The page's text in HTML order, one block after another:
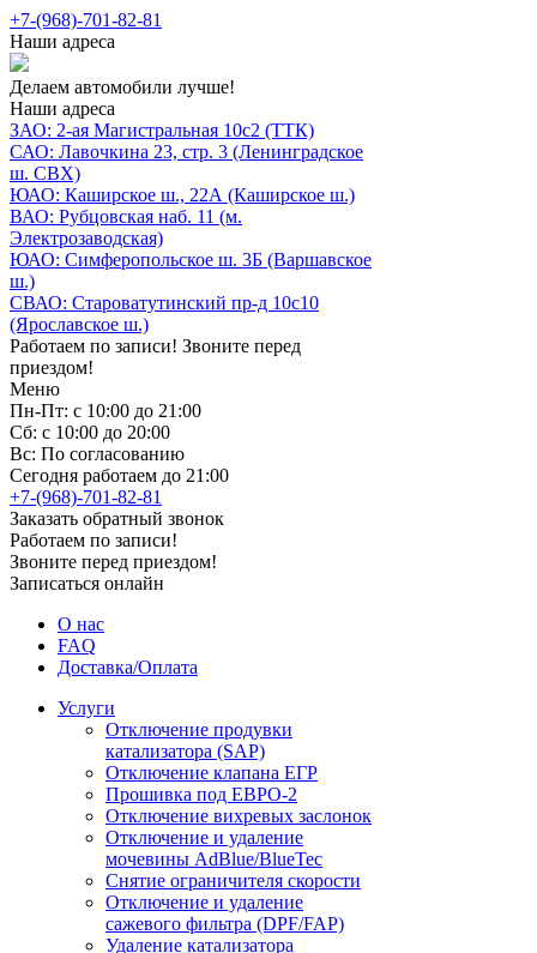
+7-(968)-701-82-81
Наши адреса
Делаем автомобили лучше!
Наши адреса
ЗАО: 2-ая Магистральная 10с2 (ТТК)
САО: Лавочкина 23, стр. 3 (Ленинградское
ш. СВХ)
ЮАО: Каширское ш., 22А (Каширское ш.)
ВАО: Рубцовская наб. 11 (м.
Электрозаводская)
ЮАО: Симферопольское ш. 3Б (Варшавское
ш.)
СВАО: Староватутинский пр-д 10с10
(Ярославское ш.)
Работаем по записи! Звоните перед
приездом!
Меню
Пн-Пт: с 10:00 до 21:00
Сб: с 10:00 до 20:00
Вс: По согласованию
Сегодня работаем до 21:00
+7-(968)-701-82-81
Заказать обратный звонок
Работаем по записи!
Звоните перед приездом!
Записаться онлайн
О нас
FAQ
Доставка/Оплата
Услуги
Отключение продувки
катализатора (SAP)
Отключение клапана ЕГР
Прошивка под ЕВРО-2
Отключение вихревых заслонок
Отключение и удаление
мочевины AdBlue/BlueTec
Снятие ограничителя скорости
Отключение и удаление
сажевого фильтра (DPF/FAP)
Удаление катализатора